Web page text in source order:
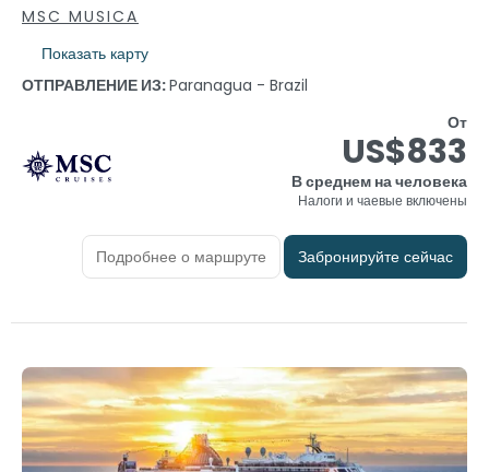
MSC MUSICA
Показать карту
ОТПРАВЛЕНИЕ ИЗ:Paranagua - Brazil
От
US$833
В среднем на человека
Налоги и чаевые включены
Подробнее о маршруте Забронируйте сейчас